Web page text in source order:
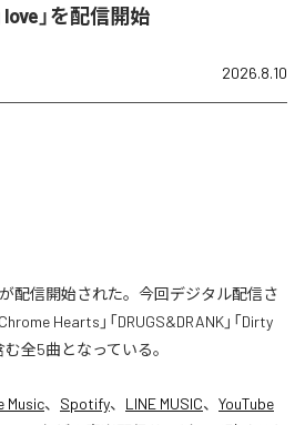
love」を配信開始
2026.8.10
が配信開始された。今回デジタル配信さ
Hearts」「DRUGS&DRANK」「Dirty
む全5曲となっている。
Music、 Spotify、 LINE MUSIC、 YouTube